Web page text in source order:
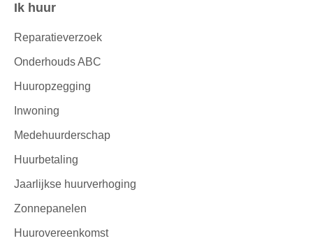
Contactinformatie
Ik huur
Reparatieverzoek
Onderhouds ABC
Huuropzegging
Inwoning
Medehuurderschap
Huurbetaling
Jaarlijkse huurverhoging
Zonnepanelen
Huurovereenkomst